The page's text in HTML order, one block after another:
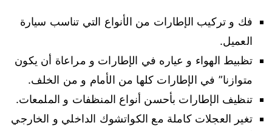
فك و تركيب الإطارات من الأنواع التي تناسب سيارة
العميل.
تظبيط الهواء و عياره في الإطارات و مراعاة أن يكون
متوازنا” في الإطارات كلها من الأمام و من الخلف.
تنظيف الإطارات بأحسن أنواع المنظفات و الملمعات.
تغير العجلات كاملة مع الكواتشوك الداخلي و الخارجي